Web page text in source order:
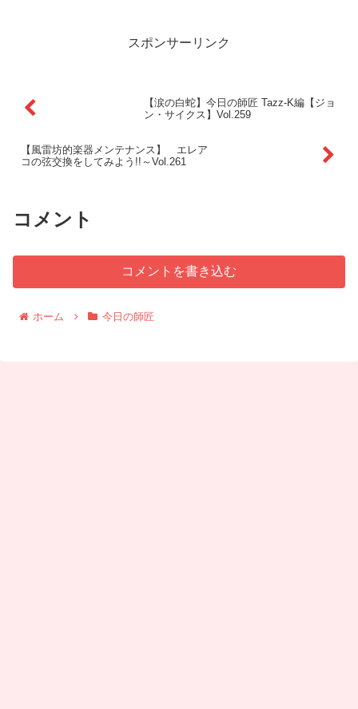
スポンサーリンク
【涙の白蛇】今日の師匠 Tazz-K編【ジョ
ン・サイクス】Vol.259
【風雷坊的楽器メンテナンス】 エレア
コの弦交換をしてみよう!!～Vol.261
コメント
コメントを書き込む
ホーム 今日の師匠